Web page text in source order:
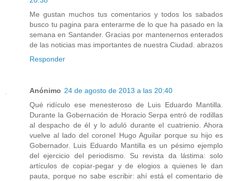
Me gustan muchos tus comentarios y todos los sabados
busco tu pagina para enterarme de lo que ha pasado en la
semana en Santander. Gracias por mantenernos enterados
de las noticias mas importantes de nuestra Ciudad. abrazos
Responder
Anónimo 24 de agosto de 2013 a las 20:40
Qué ridículo ese menesteroso de Luis Eduardo Mantilla.
Durante la Gobernación de Horacio Serpa entró de rodillas
al despacho de él y lo aduló durante el cuatrienio. Ahora
vuelve al lado del coronel Hugo Aguilar porque su hijo es
Gobernador. Luis Eduardo Mantilla es un pésimo ejemplo
del ejercicio del periodismo. Su revista da lástima: solo
artículos de copiar-pegar y de elogios a quienes le dan
pauta, porque no sabe escribir: ahí está el comentario de